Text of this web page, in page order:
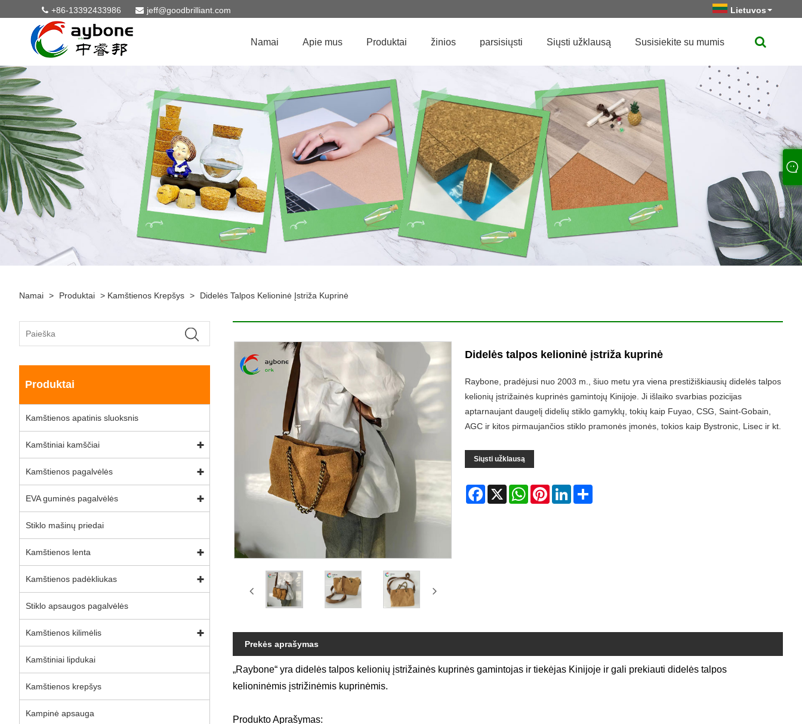
+86-13392433986 jeff@goodbrilliant.com Lietuvos
Namai Apie mus Produktai žinios parsisiųsti Siųsti užklausą Susisiekite su mumis
Namai > Produktai > Kamštienos Krepšys > Didelės Talpos Kelioninė Įstriža Kuprinė
Produktai
Kamštienos apatinis sluoksnis
Kamštiniai kamščiai
Kamštienos pagalvėlės
EVA guminės pagalvėlės
Stiklo mašinų priedai
Kamštienos lenta
Kamštienos padėkliukas
Stiklo apsaugos pagalvėlės
Kamštienos kilimėlis
Kamštiniai lipdukai
Kamštienos krepšys
Kampinė apsauga
Didelės talpos kelioninė įstriža kuprinė
Raybone, pradėjusi nuo 2003 m., šiuo metu yra viena prestižiškiausių didelės talpos
kelionių įstrižainės kuprinės gamintojų Kinijoje. Ji išlaiko svarbias pozicijas
aptarnaujant daugelį didelių stiklo gamyklų, tokių kaip Fuyao, CSG, Saint-Gobain,
AGC ir kitos pirmaujančios stiklo pramonės įmonės, tokios kaip Bystronic, Lisec ir kt.
Siųsti užklausą
Facebook
X WhatsAppPinterestLinkedIn
Prekės aprašymas
„Raybone“ yra didelės talpos kelionių įstrižainės kuprinės gamintojas ir tiekėjas Kinijoje ir gali prekiauti didelės talpos
kelioninėmis įstrižinėmis kuprinėmis.
Produkto Aprašymas: